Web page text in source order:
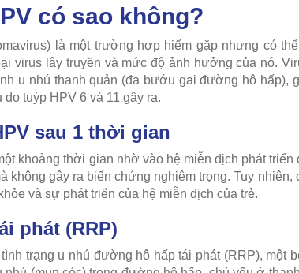
có sao không?
là một trường hợp hiếm gặp nhưng có
virus lây truyền và mức độ ảnh hưởng của nó.
u nhú thanh quản (đa bướu gai đường hô hấp),
tuýp HPV 6 và 11 gây ra.
sau 1 thời gian
khoảng thời gian nhờ vào hệ miễn dịch phát triển
không gây ra biến chứng nghiêm trọng. Tuy nhiên,
và sự phát triển của hệ miễn dịch của trẻ.
phát (RRP)
trạng u nhú đường hô hấp tái phát (RRP), một